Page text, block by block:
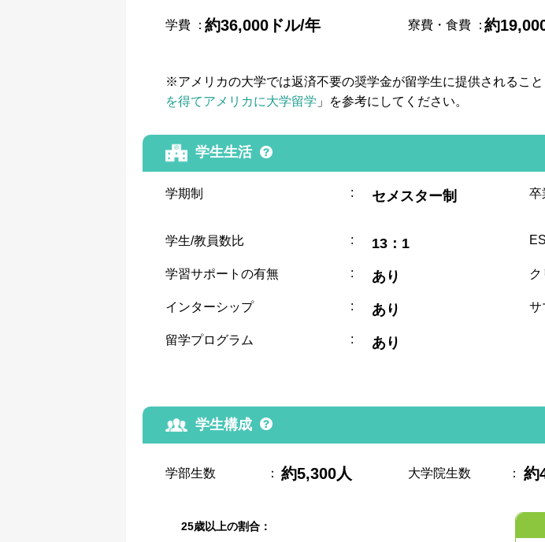
学費 ：約36,000ドル/年 寮費・食費 ：約
※アメリカの大学では返済不要の奨学金が留学生に提供されるこ
を得てアメリカに大学留学 」を参考にしてください。
学生生活
学期制 : セメスター制 卒
学生/教員数比 : 13：1
学習サポートの有無 : あり
インターシップ : あり サ
留学プログラム : あり
学生構成
学部生数 ： 約5,300人 大学院生数 ： 約
25歳以上の割合：